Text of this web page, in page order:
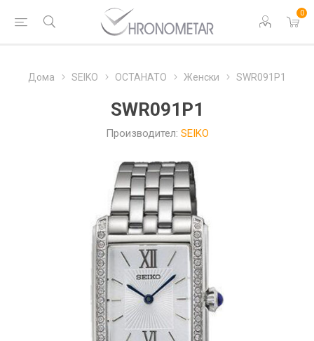
0
Дома SEIKO ОСТАНАТО Женски SWR091P1
SWR091P1
Производител: SEIKO